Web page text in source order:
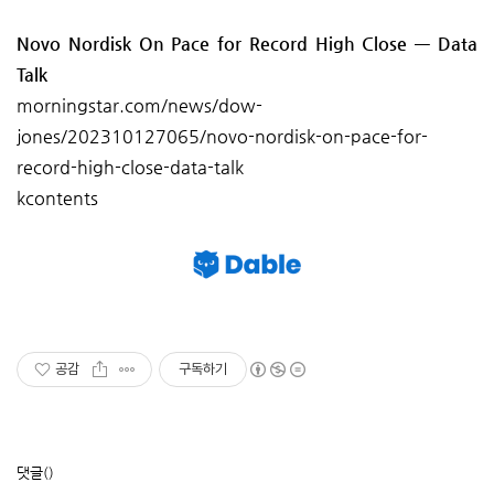
Novo Nordisk On Pace for Record High Close — Data
Talk
morningstar.com/news/dow-
jones/202310127065/novo-nordisk-on-pace-for-
record-high-close-data-talk
kcontents
공감 구독하기
댓글()